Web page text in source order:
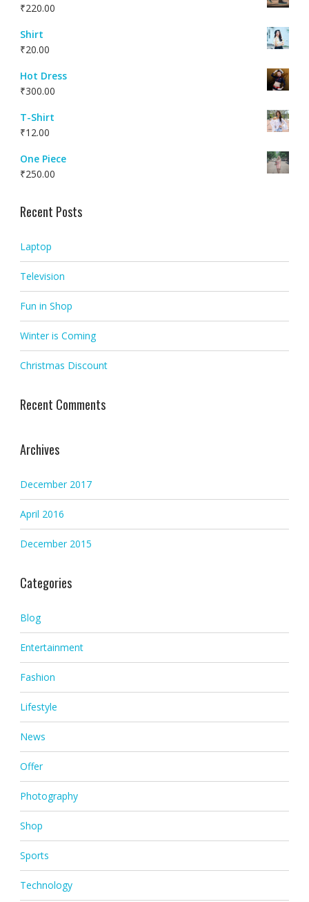
₹220.00
Shirt
₹20.00
Hot Dress
₹300.00
T-Shirt
₹12.00
One Piece
₹250.00
Recent Posts
Laptop
Television
Fun in Shop
Winter is Coming
Christmas Discount
Recent Comments
Archives
December 2017
April 2016
December 2015
Categories
Blog
Entertainment
Fashion
Lifestyle
News
Offer
Photography
Shop
Sports
Technology